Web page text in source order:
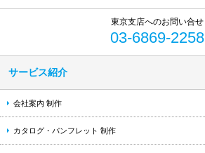
03-6869-2258
サービス紹介
会社案内 制作
カタログ・パンフレット 制作